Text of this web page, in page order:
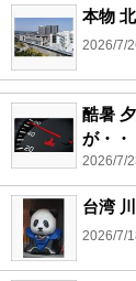
本物
2026/7/
酷暑
が・・
2026/7/
台湾
2026/7/